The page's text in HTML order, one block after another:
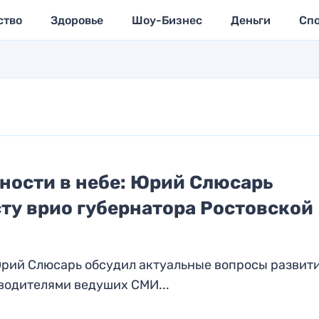
Здоровье Шоу-Бизнес Деньги
в небе: Юрий Слюсарь
врио губернатора Ростовской
Слюсарь обсудил актуальные вопросы
ведуших СМИ...